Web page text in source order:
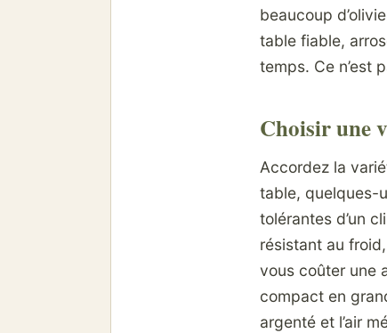
beaucoup
table fiable,
temps. Ce n’est
Choisir une
Accordez la
table, quelques-
tolérantes d’un
résistant au
vous coûter une
compact en
argenté et l’air